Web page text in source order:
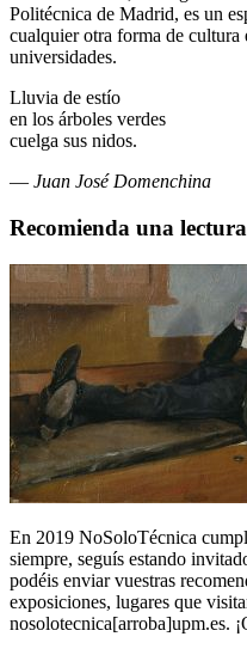
Politécnica de Madrid, es un
cualquier otra forma de cultura
universidades.
Lluvia de estío
en los árboles verdes
cuelga sus nidos.
— Juan José Domenchina
Recomienda una lectura
En 2019 NoSoloTécnica
siempre, seguís estando
podéis enviar vuestras
exposiciones, lugares que
nosolotecnica[arroba]upm.es.